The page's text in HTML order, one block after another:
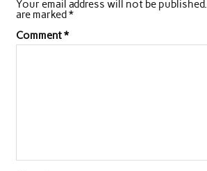
Your email address will not be published.
are marked*
Comment*